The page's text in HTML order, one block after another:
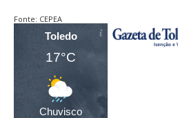
Fonte: CEPEA
Toledo
17°C
Chuvisco